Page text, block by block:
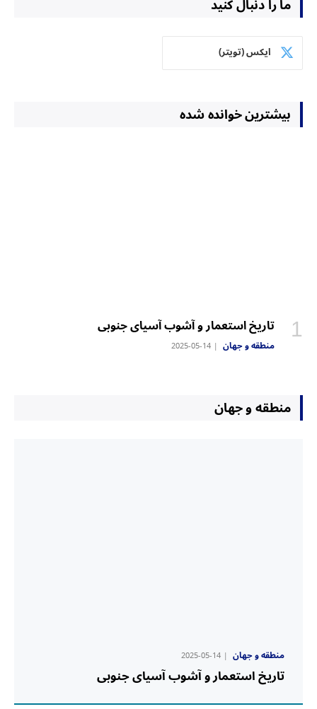
ایکس (تویتر)
بیشترین خوانده شده
‏تاریخ استعمار و آشوب آسیای جنوبی
منطقه و جهان 2025-05-14
منطقه و جهان
منطقه و جهان 2025-05-14
‏تاریخ استعمار و آشوب آسیای جنوبی